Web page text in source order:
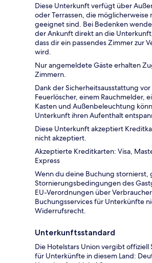
Diese Unterkunft verfügt über
oder Terrassen, die möglicherweise
geeignet sind. Bei Bedenken
der Ankunft direkt an die
dass dir ein passendes Zimmer zur
wird.
Nur angemeldete Gäste erhalten
Zimmern.
Dank der Sicherheitsausstattung
Feuerlöscher, einem Rauchmelder,
Kasten und Außenbeleuchtung
Unterkunft ihren Aufenthalt
Diese Unterkunft akzeptiert
nicht akzeptiert.
Akzeptierte Kreditkarten: Visa,
Express
Wenn du deine Buchung stornierst,
Stornierungsbedingungen des
EU-Verordnungen über
Buchungsservices für Unterkünfte
Widerrufsrecht.
Unterkunftsstandard
Die Hotelstars Union vergibt
für Unterkünfte in diesem Land: